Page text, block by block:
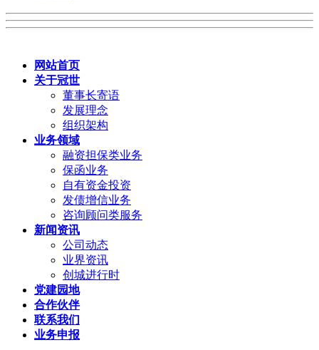
网站首页
关于冠世
董事长寄语
发展理念
组织架构
业务领域
融资担保类业务
保函业务
自有资金投资
发债增信业务
咨询顾问类服务
新闻资讯
公司动态
业界资讯
创城进行时
党建园地
合作伙伴
联系我们
业务申报